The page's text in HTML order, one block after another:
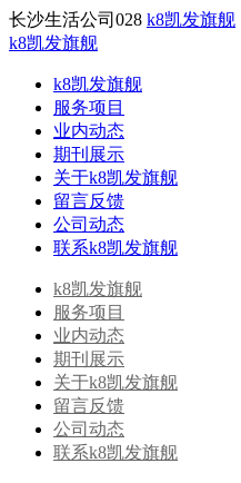
长沙生活公司028 k8凯发旗舰
k8凯发旗舰
k8凯发旗舰
服务项目
业内动态
期刊展示
关于k8凯发旗舰
留言反馈
公司动态
联系k8凯发旗舰
k8凯发旗舰
服务项目
业内动态
期刊展示
关于k8凯发旗舰
留言反馈
公司动态
联系k8凯发旗舰